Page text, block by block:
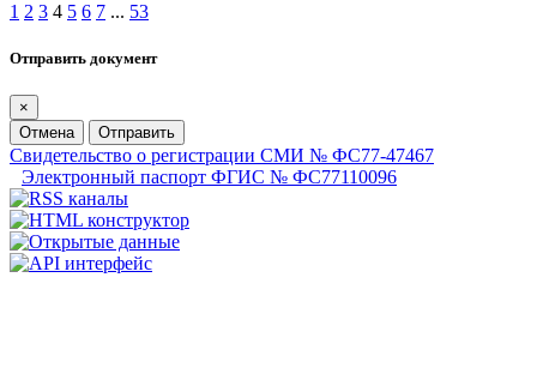
1 2 3 4 5 6 7 ... 53
Отправить документ
×
Отмена
Отправить
Свидетельство о регистрации СМИ № ФС77-47467
Электронный паспорт ФГИС № ФС77110096